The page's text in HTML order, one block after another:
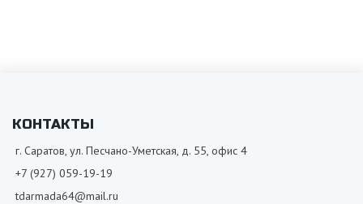
КОНТАКТЫ
г. Саратов, ул. Песчано-Уметская, д. 55, офис 4
+7 (927) 059-19-19
tdarmada64@mail.ru